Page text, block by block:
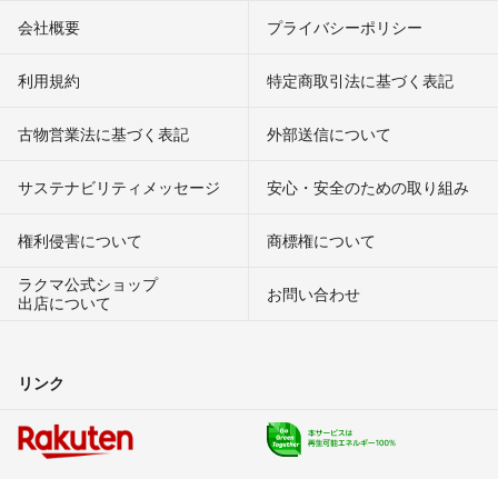
会社概要 プライバシーポリシー
利用規約 特定商取引法に基づく表記
古物営業法に基づく表記 外部送信について
サステナビリティメッセージ 安心・安全のための取り組み
権利侵害について
商標権について
ラクマ公式ショップ
出店について
お問い合わせ
リンク